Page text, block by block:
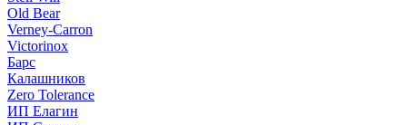
Old Bear
Verney-Carron
Victorinox
Барс
Калашников
Zero Tolerance
ИП Елагин